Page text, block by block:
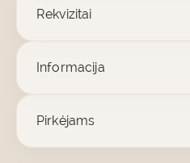
Rekvizitai
Informacija
Pirkėjams